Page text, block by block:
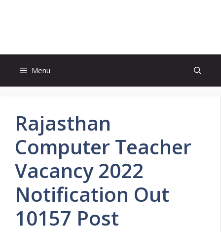
Menu
Rajasthan
Computer Teacher
Vacancy 2022
Notification Out
10157 Post